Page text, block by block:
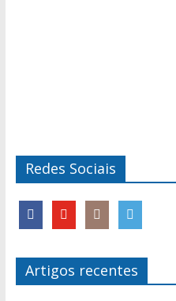
Redes Sociais
Artigos recentes